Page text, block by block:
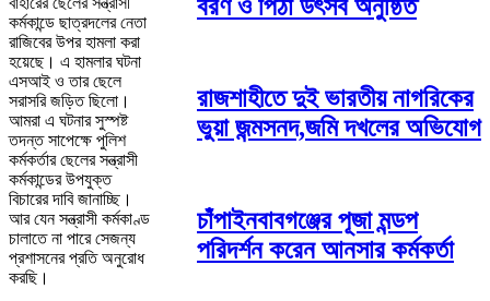
কর্মকান্ডে ছাত্রদলের নেতা
রাজিবের উপর হামলা করা
হয়েছে। এ হামলার ঘটনা
এসআই ও তার ছেলে
সরাসরি জড়িত ছিলো।
আমরা এ ঘটনার সুস্পষ্ট
তদন্ত সাপেক্ষে পুলিশ
কর্মকর্তার ছেলের সন্ত্রাসী
কর্মকান্ডের উপযুক্ত
বিচারের দাবি জানাচ্ছি।
আর যেন সন্ত্রাসী কর্মকাণ্ড
চালাতে না পারে সেজন্য
প্রশাসনের প্রতি অনুরোধ
করছি।
বরণ ও পিঠা উৎসব অনুষ্ঠিত
রাজশাহীতে দুই ভারতীয় নাগরিকের
ভুয়া জন্মসনদ,জমি দখলের অভিযোগ
চাঁপাইনবাবগঞ্জের পূজা মন্ডপ
পরিদর্শন করেন আনসার কর্মকর্তা